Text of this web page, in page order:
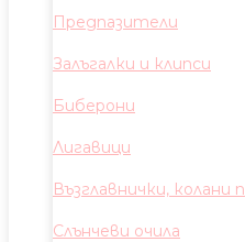
Предпазители
Залъгалки и клипси
Биберони
Лигавици
Възглавнички, колани
Слънчеви очила